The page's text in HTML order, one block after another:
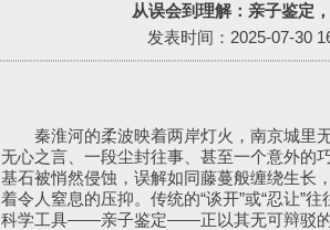
从误会到理解：亲子鉴定
发表时间：2025-07-30
秦淮河的柔波映着两岸灯火，南京城里
无心之言、一段尘封往事、甚至一个意外的
基石被悄然侵蚀，误解如同藤蔓般缠绕生长
着令人窒息的压抑。传统的“谈开”或“忍让”
科学工具——亲子鉴定——正以其无可辩驳的